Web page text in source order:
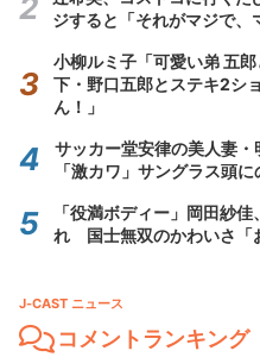
ジすると「それがマジで、
小柳ルミ子「可愛い弟 五
下・野口五郎とステキ2
ん！」
サッカー堂安律の美人妻
「激カワ」サングラス頭
「役満ボディー」岡田紗
れ 国士無双のかわいさ「
J-CAST ニュース
コメントランキング